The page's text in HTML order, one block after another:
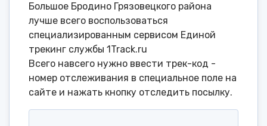
Большое Бродино Грязовецкого района
лучше всего воспользоваться
специализированным сервисом Единой
трекинг службы 1Track.ru
Всего навсего нужно ввести трек-код -
номер отслеживания в специальное поле на
сайте и нажать кнопку отследить посылку.